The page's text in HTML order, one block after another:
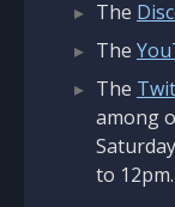
The
The
The
among
to 12pm.